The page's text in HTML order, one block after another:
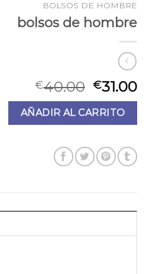
BOLSOS DE HOMBRE
bolsos de hombre
€40.00 €31.00
cantidad
AÑADIR AL CARRITO